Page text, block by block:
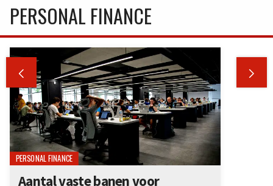
PERSONAL FINANCE
 
PERSONAL FINANCE
Aantal vaste banen voor